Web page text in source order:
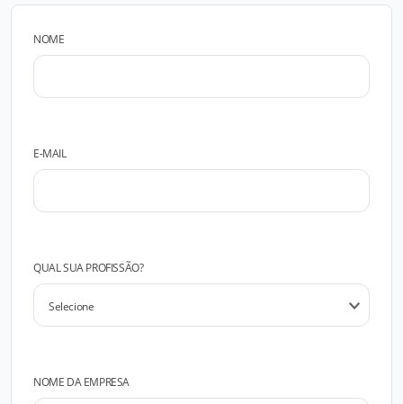
NOME
E-MAIL
QUAL SUA PROFISSÃO?
NOME DA EMPRESA